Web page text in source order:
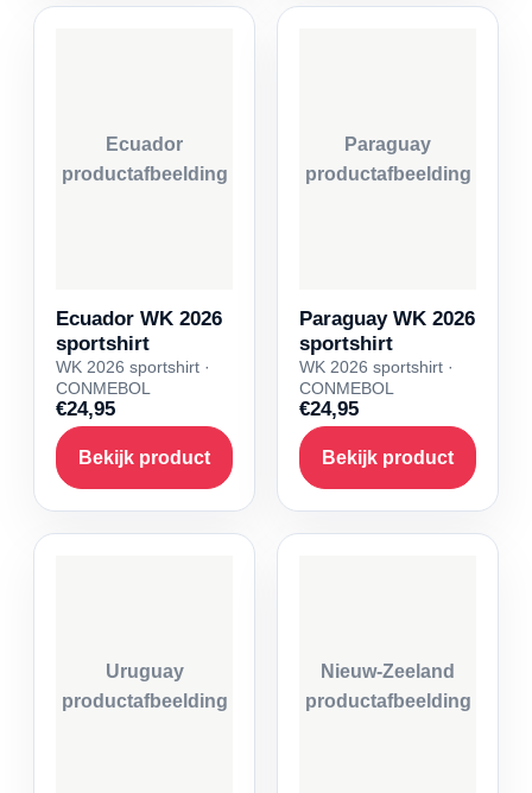
Ecuador
productafbeelding
Ecuador WK 2026
sportshirt
WK 2026 sportshirt ·
CONMEBOL
€24,95
Bekijk product
Paraguay
productafbeelding
Paraguay WK 2026
sportshirt
WK 2026 sportshirt ·
CONMEBOL
€24,95
Bekijk product
Uruguay
productafbeelding
Nieuw-Zeeland
productafbeelding